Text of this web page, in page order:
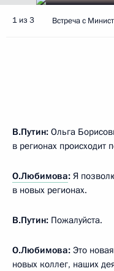
1 из 3 Встреча с
В.Путин: Ольга
в регионах происходит
О.Любимова: Я
в новых регионах.
В.Путин: Пожалуйста.
О.Любимова: Это
новых коллег, наших